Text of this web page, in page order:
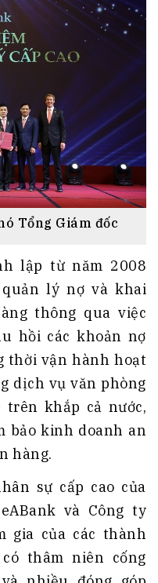
Tổng Giám đốc
lập từ năm 2008
lý nợ và khai
thông qua việc
hồi các khoản nợ
thời vận hành hoạt
dịch vụ văn phòng
khắp cả nước,
bảo kinh doanh an
hàng.
sự cấp cao của
và Công ty
gia của các thành
thâm niên cống